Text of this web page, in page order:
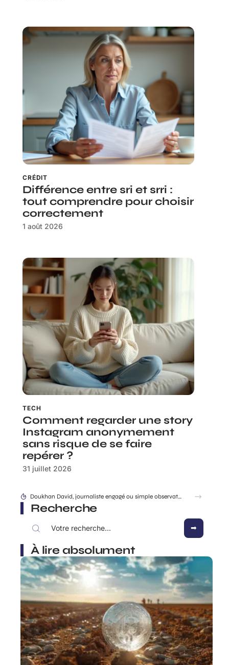
CRÉDIT
Différence entre sri et srri :
tout comprendre pour choisir
correctement
1 août 2026
TECH
Comment regarder une story
Instagram anonymement
sans risque de se faire
repérer ?
31 juillet 2026
Doukhan David, journaliste engagé ou simple observateur du jeu politique ?
Recherche
À lire absolument